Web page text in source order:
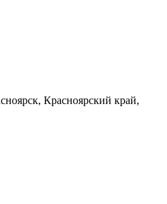
Красноярский край,